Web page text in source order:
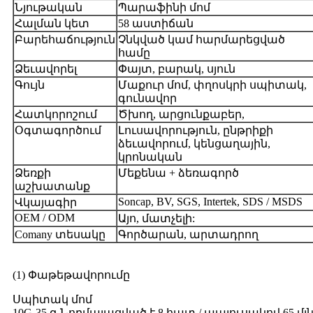
Նյութական
Պարաֆինի մոմ
Հալման կետ
58 աստիճան
Բարեհաճություն Չնկված կամ հարմարեցված
համը
Ձեւավորել
Փայտ, բարակ, սյուն
Գույն
Մաքուր մոմ, փղոսկրի սպիտակ,
գունավոր
Հատկորոշում
Ծխող, արցունքաբեր,
Օգտագործում
Լուսավորություն, ընթրիքի
ձեւավորում, կենցաղային,
կրոնական
Ձեռքի
աշխատանք
Մեքենա + ձեռագործ
Վկայագիր
Soncap, BV, SGS, Intertek, SDS / MSDS
OEM / ODM
Այո, մատչելի:
Comany տեսակը
Գործարան, արտադրող
(1) Փաթեթավորումը
Սպիտակ մոմ